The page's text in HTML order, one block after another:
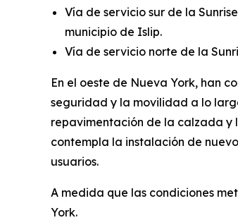
Vía de servicio sur de la
municipio de Islip.
Vía de servicio norte de la
En el oeste de Nueva York, han
seguridad y la movilidad a lo
repavimentación de la calzada y
contempla la instalación de
usuarios.
A medida que las condiciones
York.